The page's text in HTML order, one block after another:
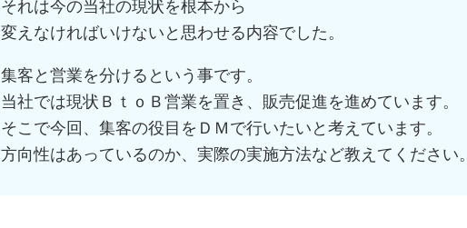
それは今の当社の現状を根本から
変えなければいけないと思わせる内容でした。
集客と営業を分けるという事です。
当社では現状ＢｔｏＢ営業を置き、販売促進を進めています。
そこで今回、集客の役目をＤＭで行いたいと考えています。
方向性はあっているのか、実際の実施方法など教えてください。